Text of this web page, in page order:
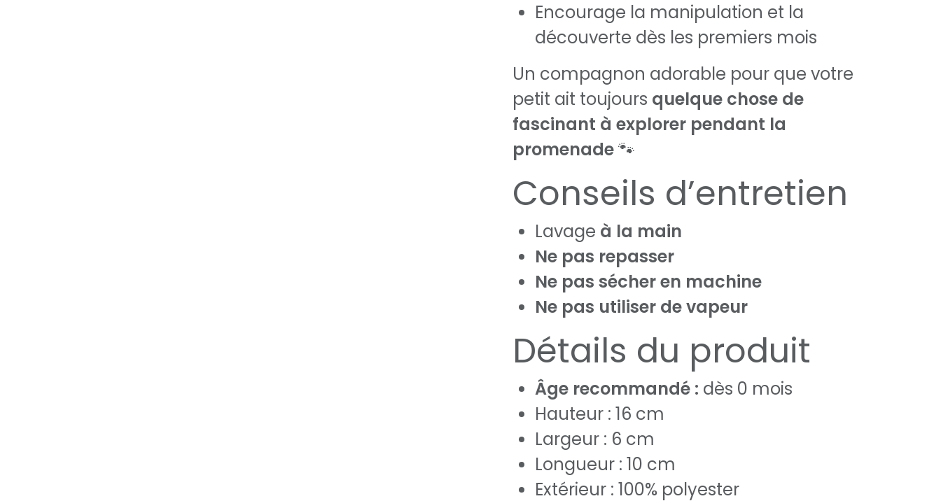
Encourage la manipulation et la
découverte dès les premiers mois
Un compagnon adorable pour que votre
petit ait toujours quelque chose de
fascinant à explorer pendant la
promenade🐾
Conseils d’entretien
Lavage à la main
Ne pas repasser
Ne pas sécher en machine
Ne pas utiliser de vapeur
Détails du produit
Âge recommandé : dès 0 mois
Hauteur : 16 cm
Largeur : 6 cm
Longueur : 10 cm
Extérieur : 100% polyester